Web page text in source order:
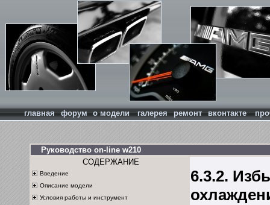
главная форум о модели галерея ремонт вконтакте
Руководство on-line w210
СОДЕРЖАНИЕ
Введение
Описание модели
Условия работы и инструмент
6.3.2.